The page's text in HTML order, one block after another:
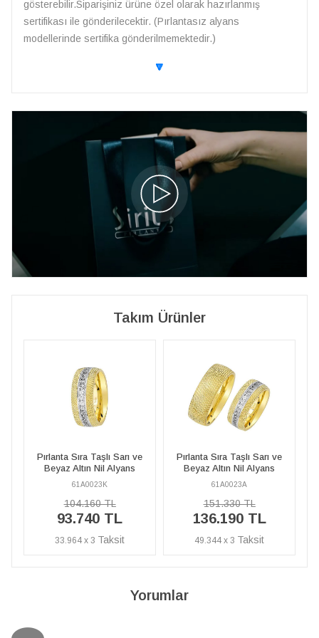
gösterebilir.Siparişiniz ürüne özel olarak hazırlanmış
sertifikası ile gönderilecektir. (Pırlantasız alyans
modellerinde sertifika gönderilmemektedir.)
🔽
Takım Ürünler
Pırlanta Sıra Taşlı Sarı ve
Beyaz Altın Nil Alyans
61A0023A
151.330 TL
136.190 TL
49.344 x 3
Pırlanta Sıra Taşlı Sarı ve
Beyaz Altın Nil Alyans
61A0023K
104.160 TL
93.740 TL
33.964 x 3
Yorumlar